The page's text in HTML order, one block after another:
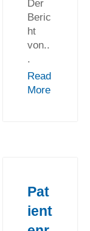
Der
Beric
ht
von..
.
Read
More
Pat
ient